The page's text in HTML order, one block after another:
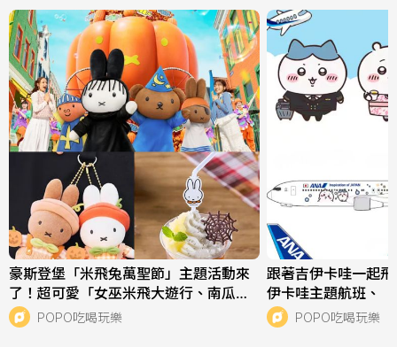
豪斯登堡「米飛兔萬聖節」主題活動來
了！超可愛「女巫米飛大遊行、南瓜梅
蘭妮吊飾」必衝亮點一次看！
POPO吃喝玩樂
跟著吉伊卡哇一起
伊卡哇主題航班、
機上用品」必搭亮
POPO吃喝玩樂